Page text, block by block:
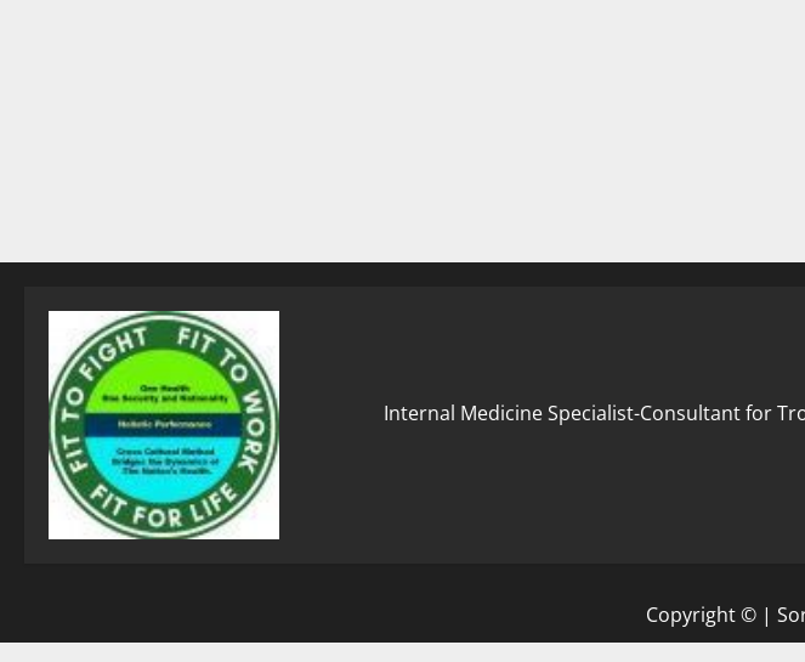
Internal Medicine Specialist-Consultant for
Copyright © |